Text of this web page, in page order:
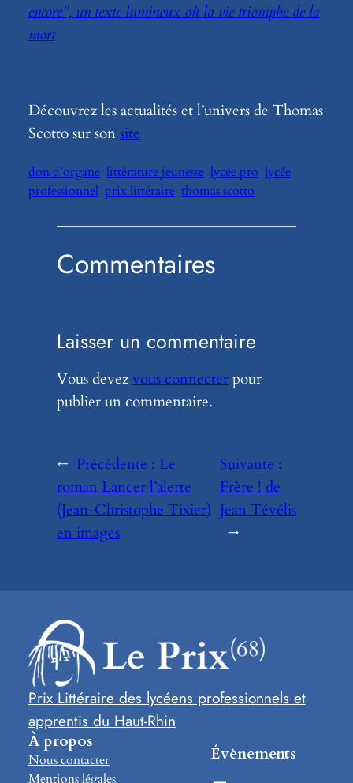
encore”, un texte lumineux où la vie triomphe de la
mort
Découvrez les actualités et l’univers de Thomas
Scotto sur sonsite
don d’organe littérature jeunesse lycée pro lycée
professionnel prix littéraire thomas scotto
Commentaires
Laisser un commentaire
Vous devezvous connecterpour
publier un commentaire.
← Précédente :Le
roman Lancer l’alerte
(Jean-Christophe Tixier)
en images
Suivante :
Frère ! de
Jean Tévélis
→
Prix Littéraire des lycéens professionnels et
apprentis du Haut-Rhin
À propos
Nous contacter
Mentions légales
Évènements